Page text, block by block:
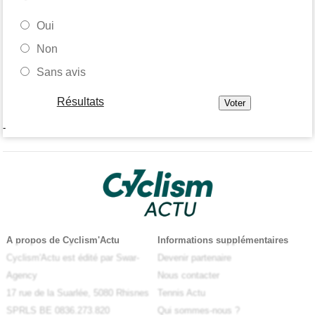
Oui
Non
Sans avis
Résultats
-
A propos de Cyclism'Actu
Cyclism'Actu est édité par Swar-
Agency
17 rue de la Suarlée, 5080 Rhisnes
SPRLS BE 0836.273.820
Informations supplémentaires
Devenir partenaire
Nous contacter
Tennis Actu
Qui sommes-nous ?